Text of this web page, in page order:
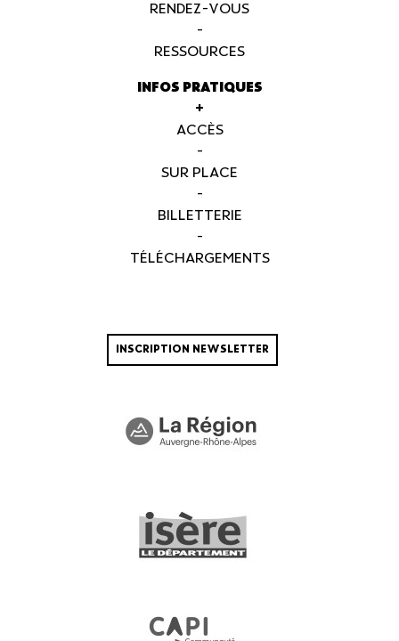
RENDEZ-VOUS
-
RESSOURCES
INFOS PRATIQUES
+
ACCÈS
-
SUR PLACE
-
BILLETTERIE
-
TÉLÉCHARGEMENTS
INSCRIPTION NEWSLETTER